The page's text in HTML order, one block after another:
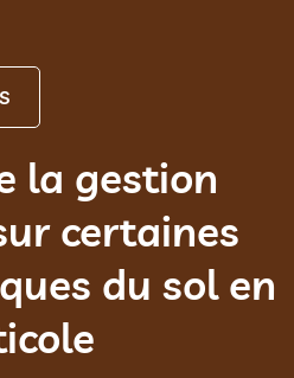
la gestion
certaines
du sol en